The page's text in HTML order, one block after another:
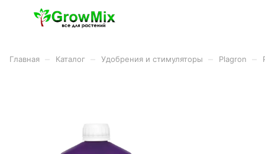
Главная Каталог Удобрения и стимуляторы Plagron